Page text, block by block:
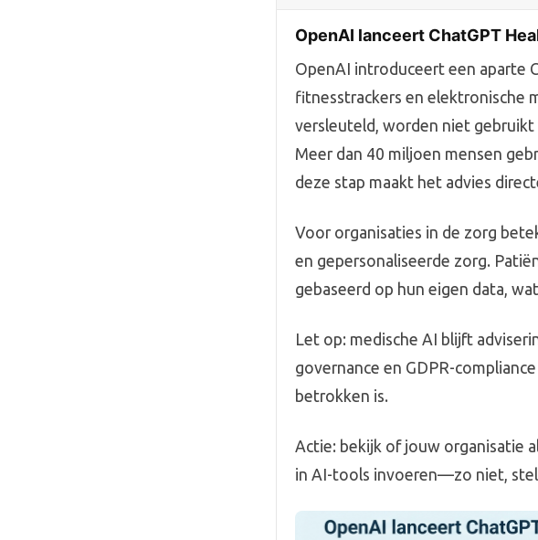
OpenAI lanceert ChatGPT
OpenAI introduceert een aparte
fitnesstrackers en elektronische
versleuteld, worden niet gebruikt
Meer dan 40 miljoen mensen
deze stap maakt het advies
Voor organisaties in de zorg
en gepersonaliseerde zorg.
gebaseerd op hun eigen data,
Let op: medische AI blijft
governance en GDPR-
betrokken is.
Actie: bekijk of jouw organisatie
in AI-tools invoeren—zo niet, stel